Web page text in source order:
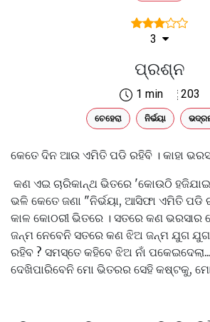
3
ପ୍ରଶ୍ନ
1 min 203
ଚେହେରା ନିର୍ଭୟା
କେତେ ଦିନ ଆଉ ଏମିତି ପଡି ରହିବି । କାହା
କଣ ଏଇ ଚାରିକାନ୍ଥ ଭିତରେ 'କୋଉଠି
ଭଳି କେତେ ଜଣା "ନିର୍ଭୟା, ଆସିଫା ଏମିତି ପଡି
କାଳ କୋଠରୀ ଭିତରେ । ସତରେ କଣ
ଜନ୍ମ ନେବେନି ସତରେ କଣ ଝିଅ ଜନ୍ମ ଯୁଗ
ରହିବ ? ସମସ୍ତେ କହିବେ ଝିଅ ନାଁ
ଦେଖିପାରିବେନି ମୋ ଭିତରର ସେହି କଷ୍ଟକୁ,